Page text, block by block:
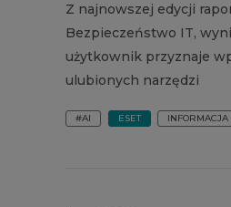
Z najnowszej edycji
Bezpieczeństwo IT,
użytkownik przyznaje
ulubionych narzędzi
#AI ESET INFORMACJA